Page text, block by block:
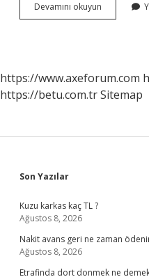
Devamını okuyun
Mi
https://www.axeforum.com
https://betu.com.trSitemap
Sidebar
Son Yazılar
Kuzu karkas kaç TL ?
Ağustos 8, 2026
Nakit avans geri ne zaman
Ağustos 8, 2026
Etrafinda dort donmek ne